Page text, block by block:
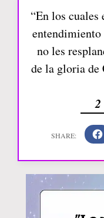
“En los cuales
entendimiento
no les
de la gloria de